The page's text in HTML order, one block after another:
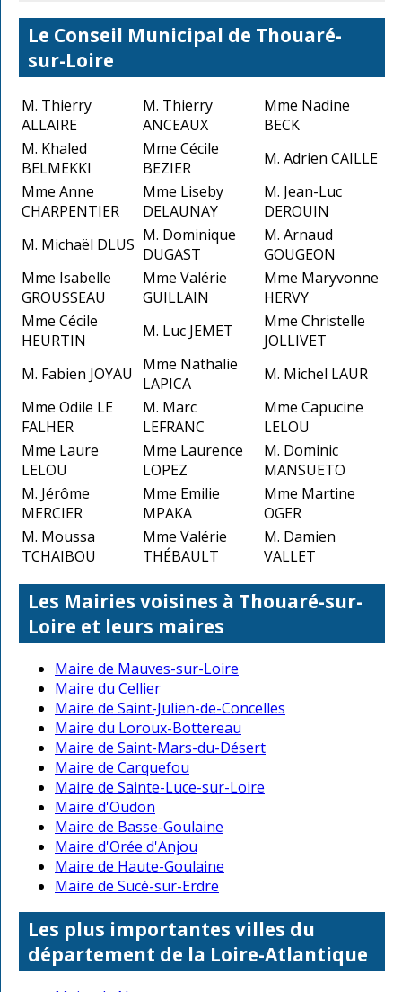
Le Conseil Municipal de Thouaré-
sur-Loire
M. Thierry
ALLAIRE
M. Thierry
ANCEAUX
Mme Nadine
BECK
M. Khaled
BELMEKKI
Mme Cécile
BEZIER
M. Adrien CAILLE
Mme Anne
CHARPENTIER
Mme Liseby
DELAUNAY
M. Jean-Luc
DEROUIN
M. Michaël DLUS M. Dominique
DUGAST
M. Arnaud
GOUGEON
Mme Isabelle
GROUSSEAU
Mme Valérie
GUILLAIN
Mme Maryvonne
HERVY
Mme Cécile
HEURTIN
M. Luc JEMET
Mme Christelle
JOLLIVET
M. Fabien JOYAU
Mme Nathalie
LAPICA
M. Michel LAUR
Mme Odile LE
FALHER
M. Marc
LEFRANC
Mme Capucine
LELOU
Mme Laure
LELOU
Mme Laurence
LOPEZ
M. Dominic
MANSUETO
M. Jérôme
MERCIER
Mme Emilie
MPAKA
Mme Martine
OGER
M. Moussa
TCHAIBOU
Mme Valérie
THÉBAULT
M. Damien
VALLET
Les Mairies voisines à Thouaré-sur-
Loire et leurs maires
Maire de Mauves-sur-Loire
Maire du Cellier
Maire de Saint-Julien-de-Concelles
Maire du Loroux-Bottereau
Maire de Saint-Mars-du-Désert
Maire de Carquefou
Maire de Sainte-Luce-sur-Loire
Maire d'Oudon
Maire de Basse-Goulaine
Maire d'Orée d'Anjou
Maire de Haute-Goulaine
Maire de Sucé-sur-Erdre
Les plus importantes villes du
département de la Loire-Atlantique